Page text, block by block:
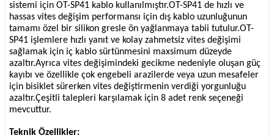
sistemi için OT-SP41 kablo kullanılmıştır.OT-SP41 de hızlı ve
hassas vites değişim performansı için dış kablo uzunluğunun
tamamı özel bir silikon gresle ön yağlanmaya tabii tutulur.OT-
SP41 işlemlere hızlı yanıt ve kolay zahmetsiz vites değişimi
sağlamak için iç kablo sürtünmesini maxsimum düzeyde
azaltır.Ayrıca vites değişimindeki gecikme nedeniyle oluşan güç
kayıbı ve özellikle çok engebeli arazilerde veya uzun mesafeler
için bisiklet sürerken vites değiştirmenin verdiği yorgunluğu
azaltır.Çeşitli talepleri karşılamak için 8 adet renk seçeneği
mevcuttur.
Teknik Özellikler: